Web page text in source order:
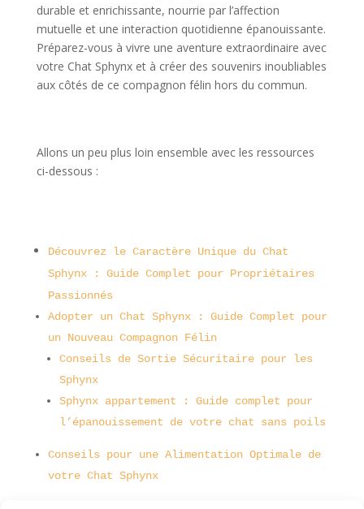
durable et enrichissante, nourrie par l’affection
mutuelle et une interaction quotidienne épanouissante.
Préparez-vous à vivre une aventure extraordinaire avec
votre Chat Sphynx et à créer des souvenirs inoubliables
aux côtés de ce compagnon félin hors du commun.
Allons un peu plus loin ensemble avec les ressources
ci-dessous :
Découvrez le Caractère Unique du Chat
Sphynx : Guide Complet pour Propriétaires
Passionnés
Adopter un Chat Sphynx : Guide Complet pour
un Nouveau Compagnon Félin
Conseils de Sortie Sécuritaire pour les
Sphynx
Sphynx appartement : Guide complet pour
l’épanouissement de votre chat sans poils
Conseils pour une Alimentation Optimale de
votre Chat Sphynx